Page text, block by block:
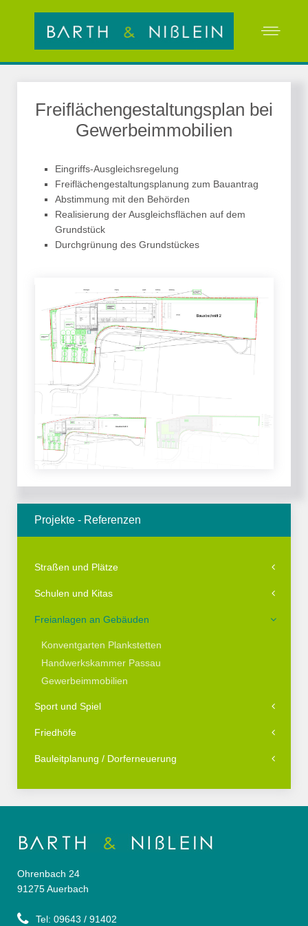
Freiflächengestaltungsplan bei
Gewerbeimmobilien
Eingriffs-Ausgleichsregelung
Freiflächengestaltungsplanung zum Bauantrag
Abstimmung mit den Behörden
Realisierung der Ausgleichsflächen auf dem
Grundstück
Durchgrünung des Grundstückes
Projekte - Referenzen
Straßen und Plätze
Schulen und Kitas
Freianlagen an Gebäuden
Konventgarten Plankstetten
Handwerkskammer Passau
Gewerbeimmobilien
Sport und Spiel
Friedhöfe
Bauleitplanung / Dorferneuerung
Ohrenbach 24
91275 Auerbach
Tel: 09643 / 91402